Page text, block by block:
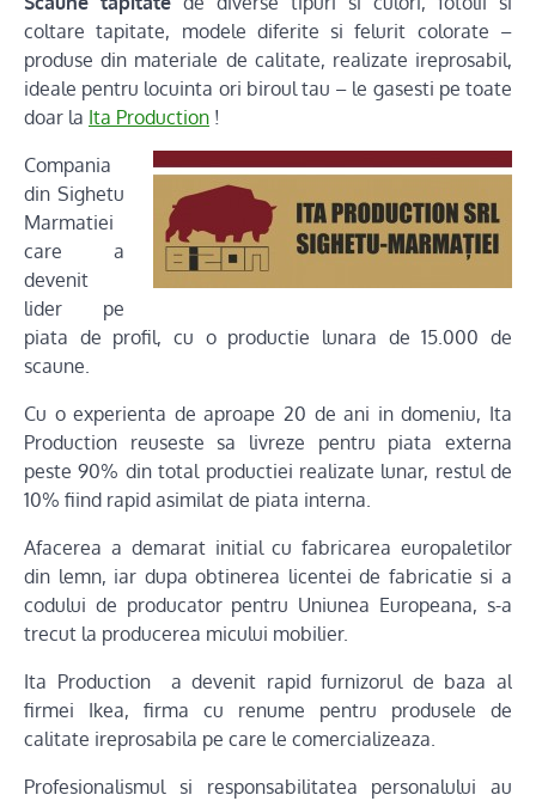
coltare tapitate, modele diferite si felurit colorate –
produse din materiale de calitate, realizate ireprosabil,
ideale pentru locuinta ori biroul tau – le gasesti pe toate
doar la Ita Production !
Compania
din Sighetu
Marmatiei
care a
devenit
lider pe
piata de profil, cu o productie lunara de 15.000 de
scaune.
Cu o experienta de aproape 20 de ani in domeniu, Ita
Production reuseste sa livreze pentru piata externa
peste 90% din total productiei realizate lunar, restul de
10% fiind rapid asimilat de piata interna.
Afacerea a demarat initial cu fabricarea europaletilor
din lemn, iar dupa obtinerea licentei de fabricatie si a
codului de producator pentru Uniunea Europeana, s-a
trecut la producerea micului mobilier.
Ita Production a devenit rapid furnizorul de baza al
firmei Ikea, firma cu renume pentru produsele de
calitate ireprosabila pe care le comercializeaza.
Profesionalismul si responsabilitatea personalului au